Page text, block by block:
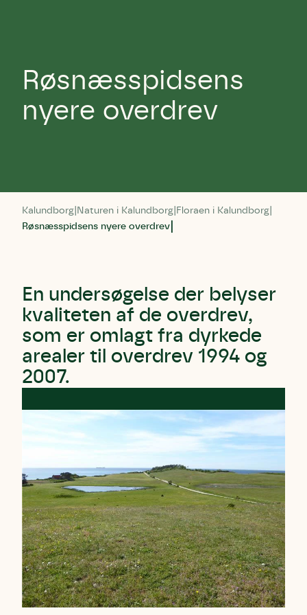
Røsnæsspidsens
nyere overdrev
Kalundborg Naturen i Kalundborg Floraen i Kalundborg
Røsnæsspidsens nyere overdrev
En undersøgelse der belyser
kvaliteten af de overdrev,
som er omlagt fra dyrkede
arealer til overdrev 1994 og
2007.
Skriv under (hjørring)
Efternavn
Email
Telefon
Sund Limfjord
Efternavn
Email
Telefon
Storken tilbage til Kolding
Efternavn
Email
Telefon